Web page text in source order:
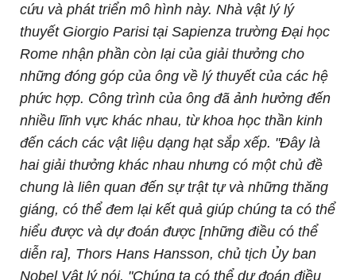
cứu và phát triển mô hình này. Nhà vật lý lý
thuyết Giorgio Parisi tại Sapienza trường Đại học
Rome nhận phần còn lại của giải thưởng cho
những đóng góp của ông về lý thuyết của các hệ
phức hợp. Công trình của ông đã ảnh hưởng đến
nhiều lĩnh vực khác nhau, từ khoa học thần kinh
đến cách các vật liệu dạng hạt sắp xếp. "Đây là
hai giải thưởng khác nhau nhưng có một chủ đề
chung là liên quan đến sự trật tự và những thăng
giáng, có thể đem lại kết quả giúp chúng ta có thể
hiểu được và dự đoán được [những điều có thể
diễn ra], Thors Hans Hansson, chủ tịch Ủy ban
Nobel Vật lý nói. "Chúng ta có thể dự đoán điều